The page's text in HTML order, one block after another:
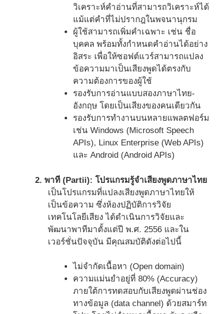
วิเคราะห์คำอ่านที่สามารถวิเคราะห์ได้
แม้แต่คำที่ไม่ปรากฎในพจนานุกรม
ผู้ใช้สามารถเพิ่มคำเฉพาะ เช่น ชื่อ
บุคคล พร้อมทั้งกำหนดคำอ่านได้อย่าง
อิสระ เพื่อให้ซอฟต์แวร์สามารถแปลง
ข้อความมาเป็นเสียงพูดได้ตรงกับ
ความต้องการของผู้ใช้
รองรับการอ่านแบบสองภาษาไทย-
อังกฤษ โดยเป็นเสียงของคนเดียวกัน
รองรับการทำงานบนหลายแพลตฟอร์ม
เช่น Windows (Microsoft Speech
APIs), Linux Enterprise (Web APIs)
และ Android (Android APIs)
2. พาที (Partii): โปรแกรมรู้จำเสียงพูดภาษาไทย
เป็นโปรแกรมที่แปลงเสียงพูดภาษาไทยให้
เป็นข้อความ ซึ่งห้องปฏิบัติการวิจัย
เทคโนโลยีเสียง ได้ดำเนินการวิจัยและ
พัฒนาพาทีมาตั้งแต่ปี พ.ศ. 2556 และใน
เวอร์ชั่นปัจจุบัน มีคุณสมบัติดังต่อไปนี้
ไม่จำกัดเนื้อหา (Open domain)
ความแม่นยำอยู่ที่ 80% (Accuracy)
ภายใต้การทดสอบกับเสียงพูดผ่านช่อง
ทางข้อมูล (data channel) ด้วยสมาร์ท